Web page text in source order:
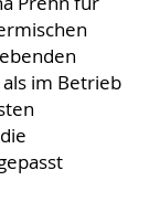
im Betrieb